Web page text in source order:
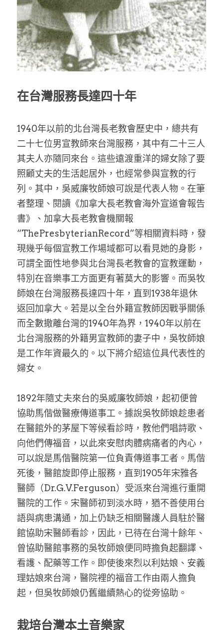
在台灣服務長達四十年
1940年以前的北台灣長老教會歷史中，總共有
二十七位男宣教師來台灣服務，其中有二十三人
其夫人亦隨同來台。這些遠渡重洋的婦女除了要
照顧丈夫的生活起居外，也經常參與宣教的行
列。其中，吳威廉牧師娘可說是代表人物。在筆
者整理、閱讀《加拿大長老教會海外宣道會報告
書》、加拿大長老教會機關報
“ThePresbyterianRecord”等相關資料時，發
現幾乎每個宣教工作場域都可以看見她的身影，
可謂全面性地參與北台灣長老教會的宣教運動，
特別在音樂事工方面更有著莫大的影響。而吳牧
師娘在台灣服務長達四十年，直到1938年退休
返回加拿大。若是以全台外籍宣教師因戰爭關係
而全數撤離台灣的1940年為界，1940年以前在
北台灣服務的外籍男宣教師的妻子中，吳牧師娘
是工作年資最久的。以下將介紹這位具代表性的
婦女。
1892年隨丈夫來台的吳威廉牧師娘，起初便曾
協助馬偕做醫療傳道事工。據說吳牧師娘趁患者
在醫館外的茅屋下等候看診時，教他們唱詩歌、
向他們傳福音，以此來安慰肉體病痛者的內心，
可以說是馬偕醫院第一位負責傳道事工者。馬偕
死後，醫館旋即停止服務，直到1905年宋雅各
醫師（Dr.G.V.Ferguson）受派來台灣進行重開
醫院的工作。宋醫師初到淡水時，猶不善使用台
語與病患溝通，加上仍缺乏相關醫護人員駐於醫
館協助宋醫師看診，因此，已待在台灣十餘年、
曾協助醫館事務的吳牧師娘便同時擔負起翻譯、
看護、配藥等工作。即使後來烈以利姑娘、安義
理姑娘來台灣，醫院裡的福音工作由兩人擔負
起，但吳牧師娘仍舊繼續熱心的從旁協助。
栽培台灣本土音樂家